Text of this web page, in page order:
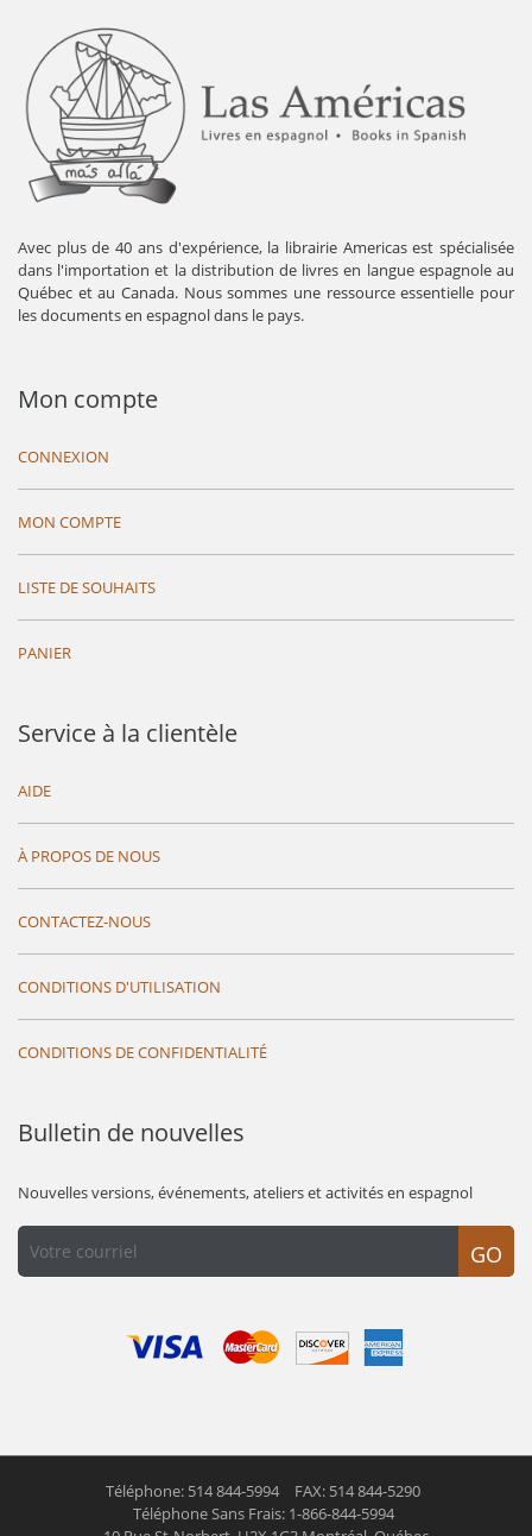
Avec plus de 40 ans d'expérience, la librairie Americas est spécialisée
dans l'importation et la distribution de livres en langue espagnole au
Québec et au Canada. Nous sommes une ressource essentielle pour
les documents en espagnol dans le pays.
Mon compte
CONNEXION
MON COMPTE
LISTE DE SOUHAITS
PANIER
Service à la clientèle
AIDE
À PROPOS DE NOUS
CONTACTEZ-NOUS
CONDITIONS D'UTILISATION
CONDITIONS DE CONFIDENTIALITÉ
Bulletin de nouvelles
Nouvelles versions, événements, ateliers et activités en espagnol
GO
Téléphone: 514 844-5994
FAX: 514 844-5290
Téléphone Sans Frais: 1-866-844-5994